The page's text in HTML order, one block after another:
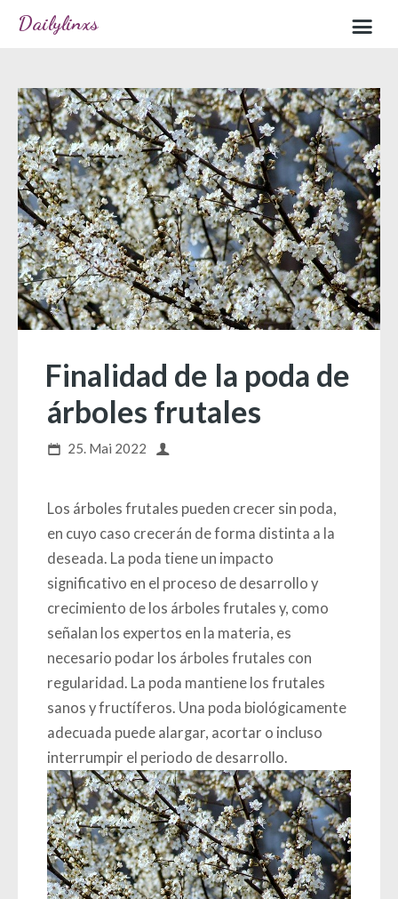
Dailylinxs
Sample page
Finalidad de la poda de
árboles frutales
25. Mai 2022
Los árboles frutales pueden crecer sin poda,
en cuyo caso crecerán de forma distinta a la
deseada. La poda tiene un impacto
significativo en el proceso de desarrollo y
crecimiento de los árboles frutales y, como
señalan los expertos en la materia, es
necesario podar los árboles frutales con
regularidad. La poda mantiene los frutales
sanos y fructíferos. Una poda biológicamente
adecuada puede alargar, acortar o incluso
interrumpir el periodo de desarrollo.